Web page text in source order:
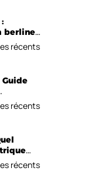
berline
récents
Guide
le prix !
récents
?
récents